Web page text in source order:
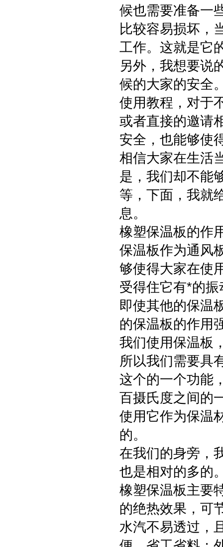
候也需要准备一
比较容易损坏，
工作。这就是它
另外，我想要说
候的大家的安全
使用教程，对于
或者直接的邀请
安全，也能够使
相信大家在生活
是，我们却不能
等，下面，我就
息。
橡塑保温板的作
保温板作为通风
够使得大家在使
受得住它有*的
即使其他的保温
的保温板的作用
我们使用保温板
所以我们需要具
这个的一个功能
百摄氏度之间的
使用它作为保温
的。
在我们的身旁，
也是相对的多的
橡塑保温板主要
的绝热效果，可
水汽不易透过，